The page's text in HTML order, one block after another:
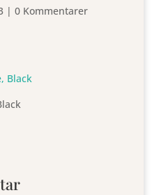
| 0 Kommentarer